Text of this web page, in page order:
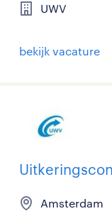
UWV
bekijk vacature
Amsterdam